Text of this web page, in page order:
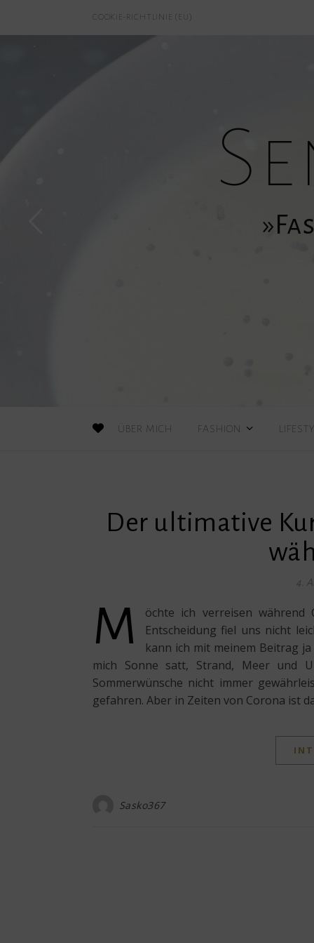
COOKIE-RICHTLINIE (EU)
ÜBER MICH FASHION
Der ultimative
4.
M
öchte ich verreisen während
Entscheidung fiel uns nicht
kann ich mit meinem Beitrag
mich Sonne satt, Strand, Meer und
Sommerwünsche nicht immer
gefahren. Aber in Zeiten von Corona ist
Sasko367